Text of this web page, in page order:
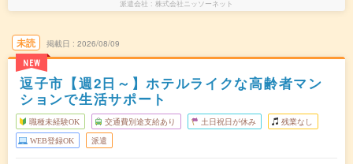
派遣会社 株式会社ニッソーネット
未読
NEW
掲載日 2026/08/09
逗子市【週2日～】ホテルライクな高齢者マン
ションで生活サポート
職種未経験OK 交通費別途支給あり 土日祝日が休み 残業なし
WEB登録OK 派遣